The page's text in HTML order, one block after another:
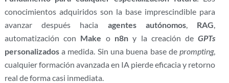
conocimientos adquiridos son la base imprescindible para
avanzar después hacia agentes autónomos, RAG,
automatización con Make o n8ny la creación deGPTs
personalizadosa medida. Sin una buena base deprompting,
cualquier formación avanzada en IA pierde eficacia y retorno
real de forma casi inmediata.